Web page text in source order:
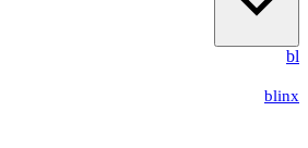
bl
blinx